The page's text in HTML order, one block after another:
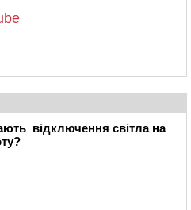
відключення світла на